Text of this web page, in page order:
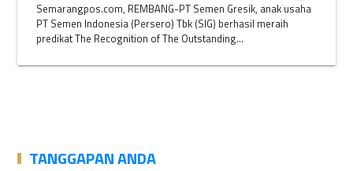
Semarangpos.com, REMBANG-PT Semen Gresik, anak usaha
PT Semen Indonesia (Persero) Tbk (SIG) berhasil meraih
predikat The Recognition of The Outstanding...
TANGGAPAN ANDA